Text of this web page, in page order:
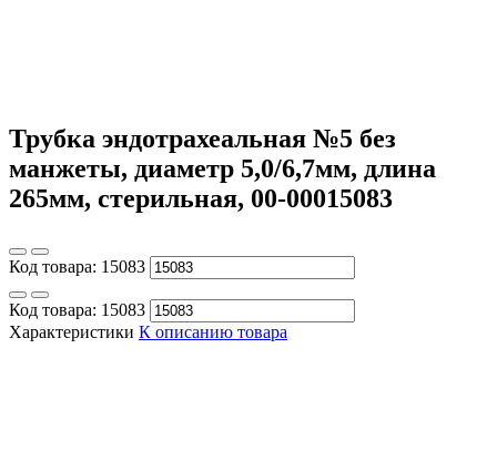
Трубка эндотрахеальная №5 без
манжеты, диаметр 5,0/6,7мм, длина
265мм, стерильная, 00-00015083
Код товара: 15083
Код товара: 15083
Характеристики К описанию товара